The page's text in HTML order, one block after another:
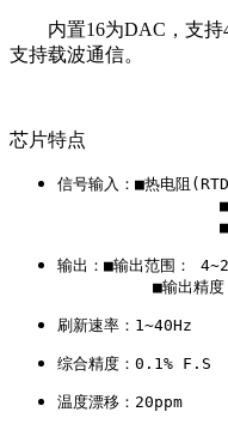
内置16为DAC，支持
支持载波通信。
芯片特点
信号输入：■热电阻
■
输出：■输出范围：
■输出精度
刷新速率：1~40Hz
综合精度：0.1% F.S
温度漂移：20ppm